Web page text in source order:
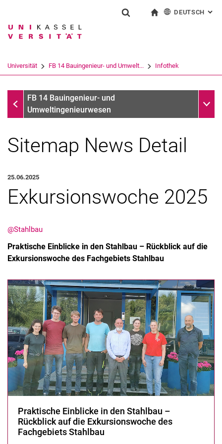
Springe direkt zu: Inhalt
Springe direkt zu: Suche
Springe direkt zu:
Suchbegriff
Suchen (öffnet externen Link in einem
DEUTSCH :
Universität FB 14 Bauingenieur- und Umwelt... Infothek
InfothekFB 14 Bauingenieur- und
Umweltingenieurwesen
Stellenangebote
Alle Meldungen
Alle Termine
Meldungen: Forschung
Meldungen: Stu­di­um
Meldungen: Institute
Infothek: Studienservice
Newswall der Fachgebiete
Suche
Sitemap News Detail
25.06.2025
Exkursionswoche 2025
@Stahlbau
Praktische Einblicke in den Stahlbau – Rückblick auf die
Exkursionswoche des Fachgebiets Stahlbau
Praktische Einblicke in den Stahlbau –
Rückblick auf die Exkursionswoche des
Fachgebiets Stahlbau